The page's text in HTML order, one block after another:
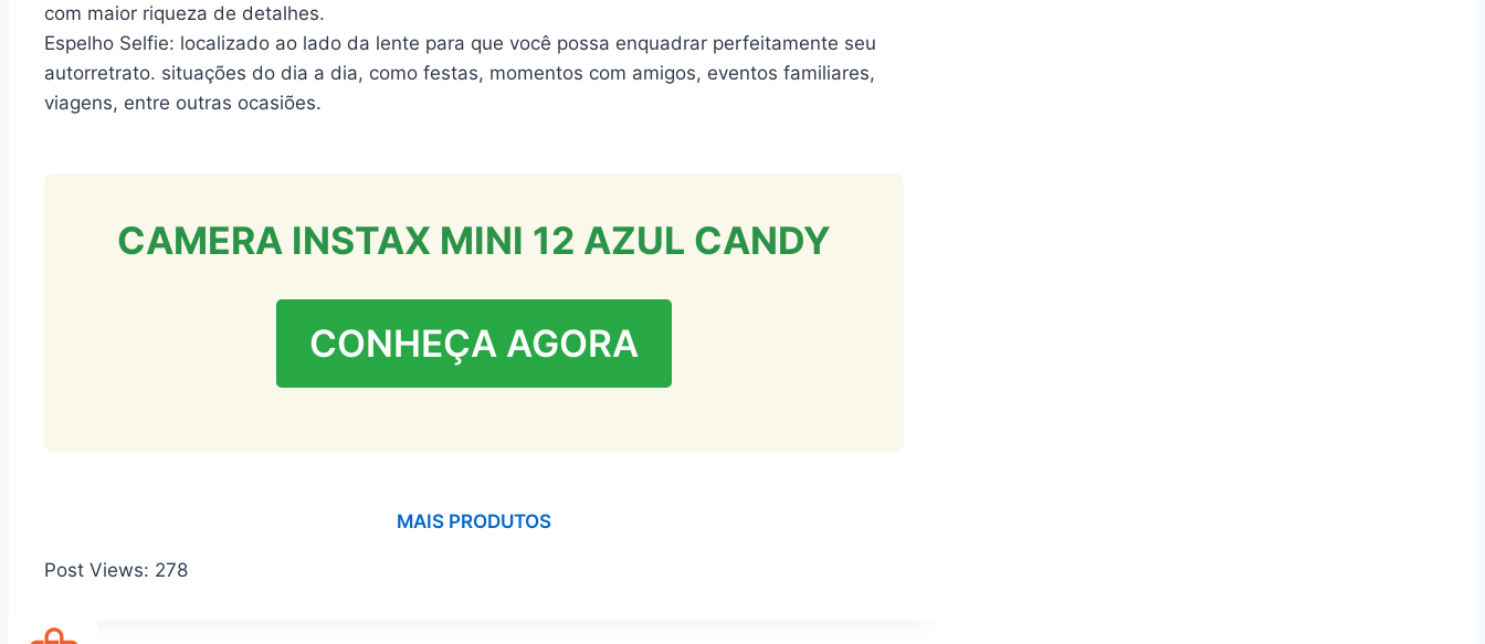
com maior riqueza de detalhes.
Espelho Selfie: localizado ao lado da lente para que você possa enquadrar perfeitamente seu
autorretrato. situações do dia a dia, como festas, momentos com amigos, eventos familiares,
viagens, entre outras ocasiões.
CAMERA INSTAX MINI 12 AZUL CANDY
CONHEÇA AGORA
MAIS PRODUTOS
Post Views: 278